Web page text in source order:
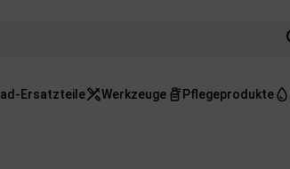
Ersatzteile Werkzeuge Pflegeprodukte